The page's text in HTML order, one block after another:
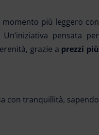
più leggero con
Un’iniziativa pensata per
grazie a prezzi più
con tranquillità, sapendo